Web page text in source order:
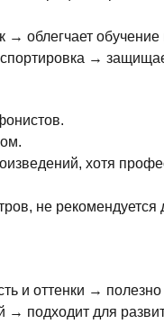
→ облегчает
→
хотя
не
и оттенки →
подходит для